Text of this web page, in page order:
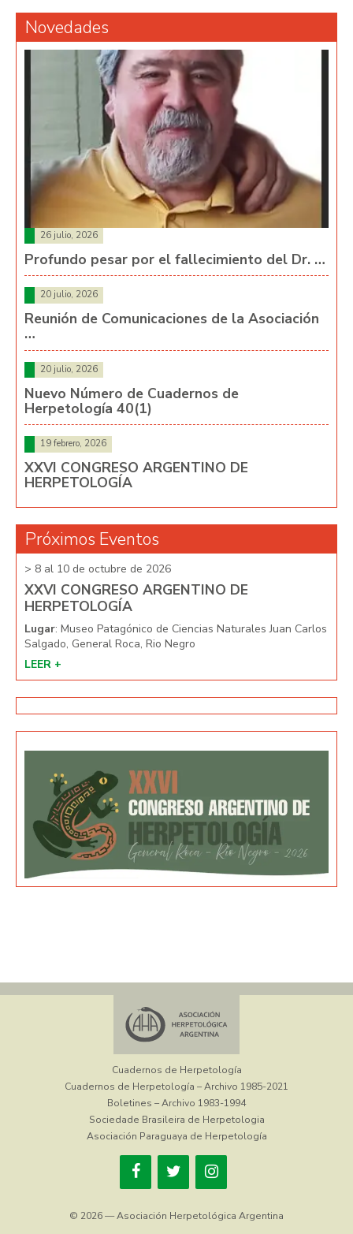
Novedades
26 julio, 2026
Profundo pesar por el fallecimiento del Dr. …
20 julio, 2026
Reunión de Comunicaciones de la Asociación
…
20 julio, 2026
Nuevo Número de Cuadernos de
Herpetología 40(1)
19 febrero, 2026
XXVI CONGRESO ARGENTINO DE
HERPETOLOGÍA
Próximos Eventos
> 8 al 10 de octubre de 2026
XXVI CONGRESO ARGENTINO DE
HERPETOLOGÍA
Lugar: Museo Patagónico de Ciencias Naturales Juan Carlos
Salgado, General Roca, Rio Negro
LEER +
Cuadernos de Herpetología
Cuadernos de Herpetología – Archivo 1985-2021
Boletines – Archivo 1983-1994
Sociedade Brasileira de Herpetologia
Asociación Paraguaya de Herpetología
© 2026 — Asociación Herpetológica Argentina